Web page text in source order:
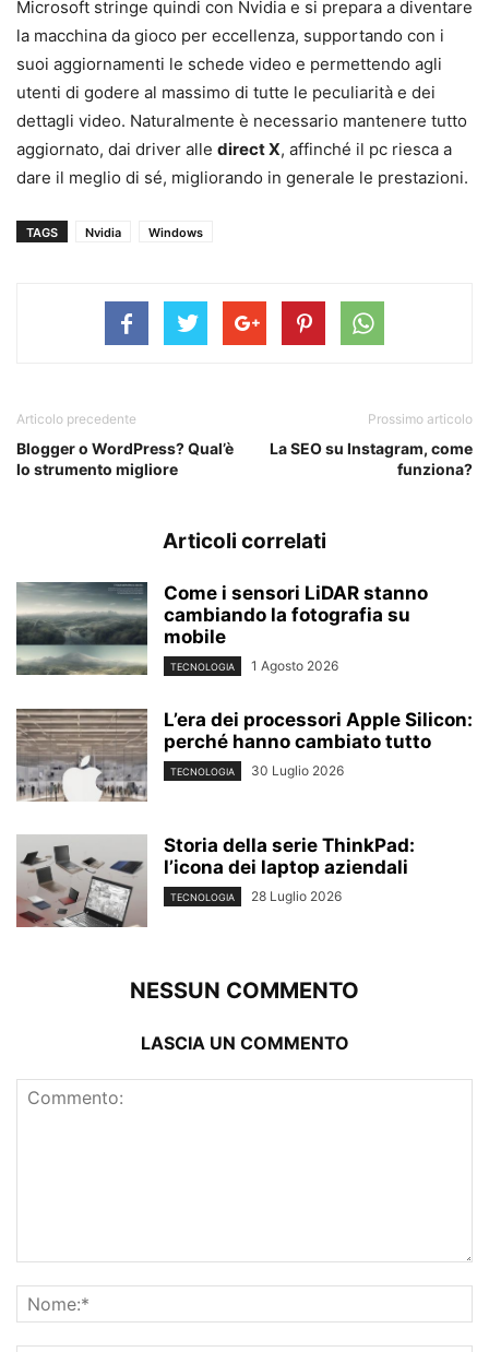
Microsoft stringe quindi con Nvidia e si prepara a diventare
la macchina da gioco per eccellenza, supportando con i
suoi aggiornamenti le schede video e permettendo agli
utenti di godere al massimo di tutte le peculiarità e dei
dettagli video. Naturalmente è necessario mantenere tutto
aggiornato, dai driver alle direct X, affinché il pc riesca a
dare il meglio di sé, migliorando in generale le prestazioni.
TAGS Nvidia Windows
Articolo precedente
Blogger o WordPress? Qual’è
lo strumento migliore
Prossimo articolo
La SEO su Instagram, come
funziona?
Articoli correlati
Come i sensori LiDAR stanno
cambiando la fotografia su
mobile
TECNOLOGIA 1 Agosto 2026
L’era dei processori Apple Silicon:
perché hanno cambiato tutto
TECNOLOGIA 30 Luglio 2026
Storia della serie ThinkPad:
l’icona dei laptop aziendali
TECNOLOGIA 28 Luglio 2026
NESSUN COMMENTO
LASCIA UN COMMENTO